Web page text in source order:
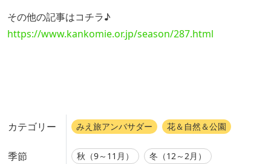
その他の記事はコチラ♪
https://www.kankomie.or.jp/season/287.html
カテゴリー みえ旅アンバサダー 花＆自然＆公園
季節 秋（9～11月） 冬（12～2月）